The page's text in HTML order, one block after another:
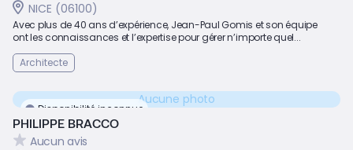
NICE (06100)
Avec plus de 40 ans d’expérience, Jean-Paul Gomis et son équipe
ont les connaissances et l’expertise pour gérer n’importe quel...
Architecte
Disponibilité inconnue
Aucune photo
PHILIPPE BRACCO
Aucun avis